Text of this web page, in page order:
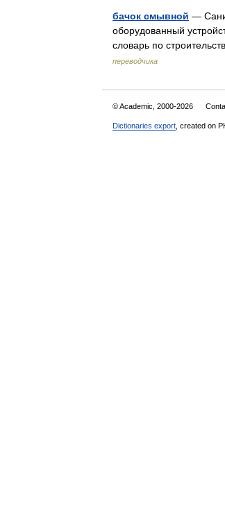
бачок смывной —
оборудованный
словарь по
переводчика
© Academic, 2000-2026
Dictionaries export , created on